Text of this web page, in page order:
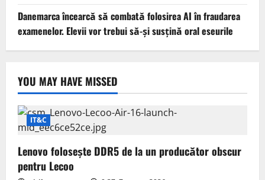
Danemarca încearcă să combată folosirea AI în fraudarea
examenelor. Elevii vor trebui să-şi susţină oral eseurile
YOU MAY HAVE MISSED
IT&C
Lenovo folosește DDR5 de la un producător obscur
pentru Lecoo